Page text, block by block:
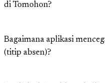
di Tomohon?
Bagaimana aplikasi
(titip absen)?